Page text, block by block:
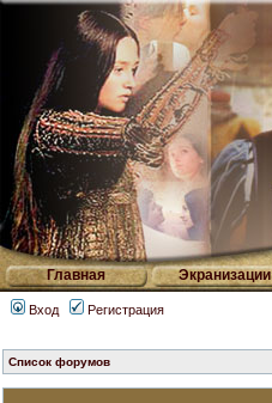
Главная Экранизации
Вход Регистрация
Список форумов